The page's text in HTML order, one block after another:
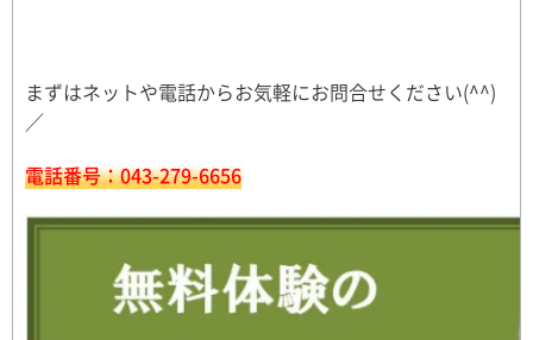
まずはネットや電話からお気軽にお問合せください(^^)
／
電話番号：043-279-6656